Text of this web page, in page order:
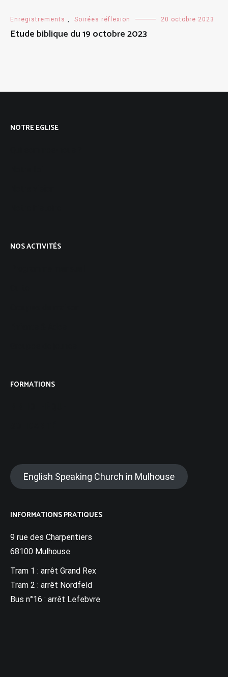
Enregistrements , Soirées réflexion 20 octobre 2023
Etude biblique du 19 octobre 2023
NOTRE EGLISE
NOS ACTIVITÉS
FORMATIONS
English Speaking Church in Mulhouse
INFORMATIONS PRATIQUES
9 rue des Charpentiers
68100 Mulhouse
Tram 1 : arrêt Grand Rex
Tram 2 : arrêt Nordfeld
Bus n°16 : arrêt Lefebvre